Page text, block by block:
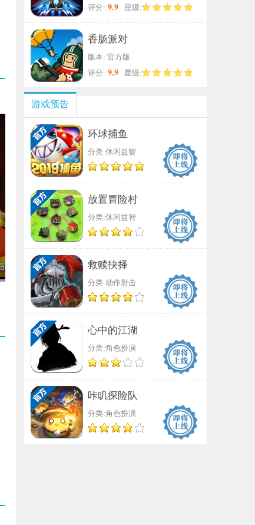
评分: 9.9 星级:
香肠派对
版本: 官方版
评分: 9.9 星级:
游戏预告
环球捕鱼
分类:休闲益智
放置冒险村
分类:休闲益智
救赎抉择
分类:动作射击
心中的江湖
分类:角色扮演
咔叽探险队
分类:角色扮演